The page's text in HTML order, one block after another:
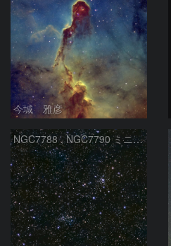
今城 雅彦
NGC7788 , NGC7790 ミニ二重星団